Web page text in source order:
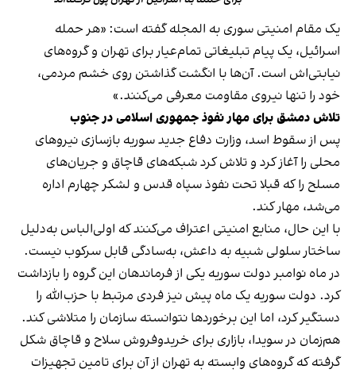
یک مقام امنیتی سوری به المجله گفته است: «هر حمله
اسرائیل، یک پیام تبلیغاتی تمام‌عیار برای تهران و گروه‌های
نیابتی‌اش است. آن‌ها با انگشت گذاشتن روی خشم مردمی،
خود را تنها نیروی مقاومت معرفی می‌کنند.»
تلاش دمشق برای مهار نفوذ جمهوری اسلامی در جنوب
پس از سقوط اسد، وزارت دفاع جدید سوریه بازسازی نیروهای
محلی را آغاز کرد و تلاش کرد شبکه‌های قاچاق و جریان‌های
مسلح را که قبلا تحت نفوذ سپاه قدس و لشکر چهارم اداره
می‌شد، مهار کند.
با این حال، منابع امنیتی اعتراف می‌کنند که اولی‌الباس به‌دلیل
ساختار سلولی شبیه به داعش، به‌سادگی قابل سرکوب نیست.
در ماه نوامبر دولت سوریه یکی از فرماندهان این گروه را بازداشت
کرد. دولت سوریه یک ماه پیش نیز فردی مرتبط با حزب‌الله را
دستگیر کرد، اما این برخوردها نتوانسته سازمان را متلاشی کند.
هم‌زمان در سویدا، بازاری برای خریدوفروش سلاح و قاچاق شکل
گرفته که گروه‌های وابسته به تهران از آن برای تامین تجهیزات